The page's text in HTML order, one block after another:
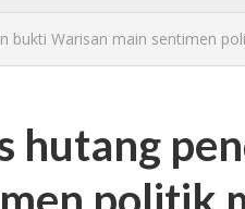
bukti Warisan main sentimen
hutang